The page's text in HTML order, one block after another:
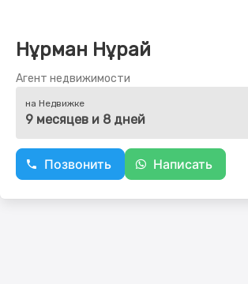
Нұрман Нұрай
Агент недвижимости
на Недвижке
9 месяцев и 8 дней
Позвонить Написать